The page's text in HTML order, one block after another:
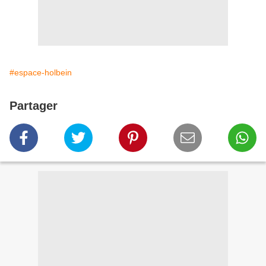
#espace-holbein
Partager